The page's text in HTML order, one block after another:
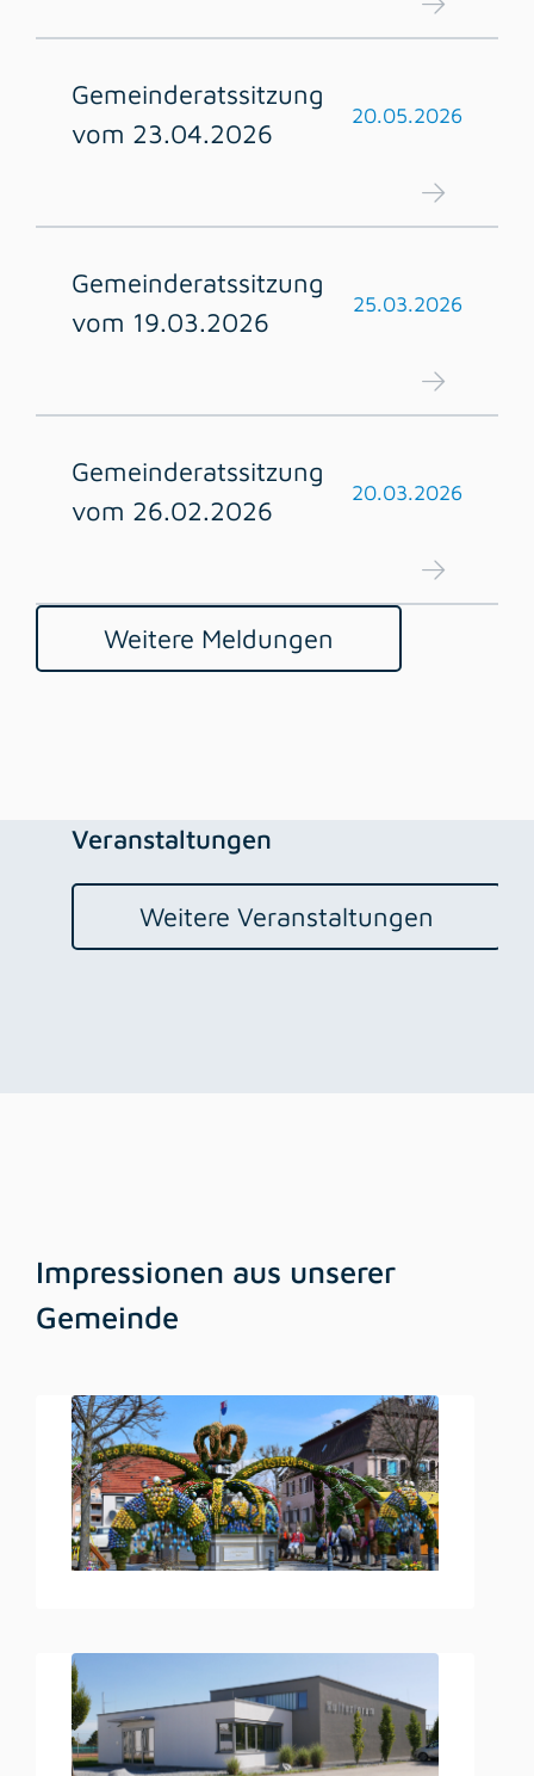
20.05.2026
Gemeinderatssitzung
vom 23.04.2026
25.03.2026
Gemeinderatssitzung
vom 19.03.2026
20.03.2026
Gemeinderatssitzung
vom 26.02.2026
Weitere Meldungen
Veranstaltungen
Weitere Veranstaltungen
Impressionen aus unserer
Gemeinde